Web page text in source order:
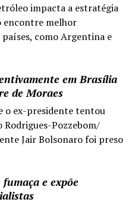
impacta a estratégia
encontre melhor
como Argentina e
em Brasília
de Moraes
o ex-presidente tentou
Pozzebom/
Jair Bolsonaro foi preso
e expõe